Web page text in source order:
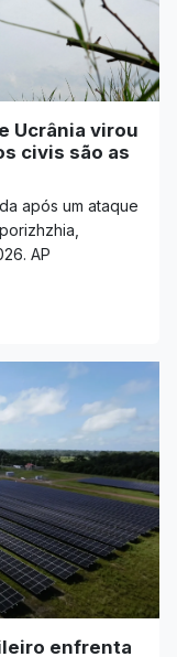
Ucrânia virou
civis são as
após um ataque
AP
enfrenta